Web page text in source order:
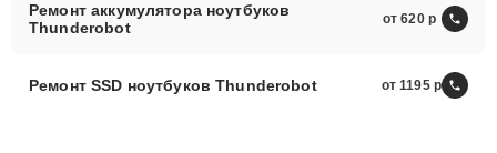
Ремонт аккумулятора ноутбуков
Thunderobot
от 620
Ремонт SSD ноутбуков Thunderobot от 1195